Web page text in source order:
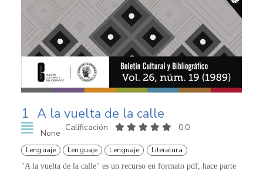
1 A la vuelta de la calle
None
Calificación 0,0
Lenguaje Lenguaje Lenguaje Literatura
"A la vuelta de la calle" es un recurso en formato pdf, hace parte